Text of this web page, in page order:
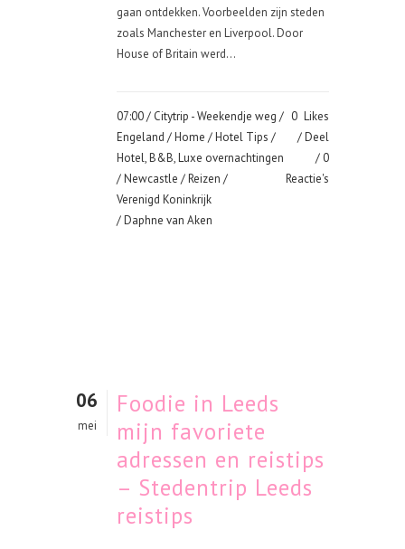
gaan ontdekken. Voorbeelden zijn steden
zoals Manchester en Liverpool. Door
House of Britain werd...
07:00 / Citytrip - Weekendje weg /
Engeland /Home /Hotel Tips /
Hotel, B&B, Luxe overnachtingen
/Newcastle /Reizen /
Verenigd Koninkrijk
/ Daphne van Aken
0 Likes
Deel
0
Reactie's
06
mei
Foodie in Leeds
mijn favoriete
adressen en reistips
– Stedentrip Leeds
reistips